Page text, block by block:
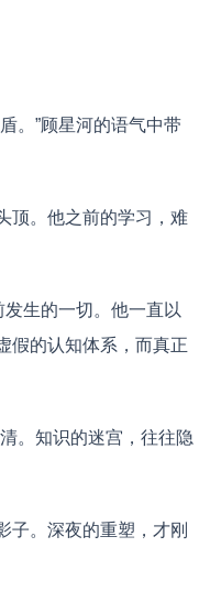
。”顾星河的语气中带
顶。他之前的学习，难
生的一切。他一直以
假的认知体系，而真正
。知识的迷宫，往往隐
子。深夜的重塑，才刚